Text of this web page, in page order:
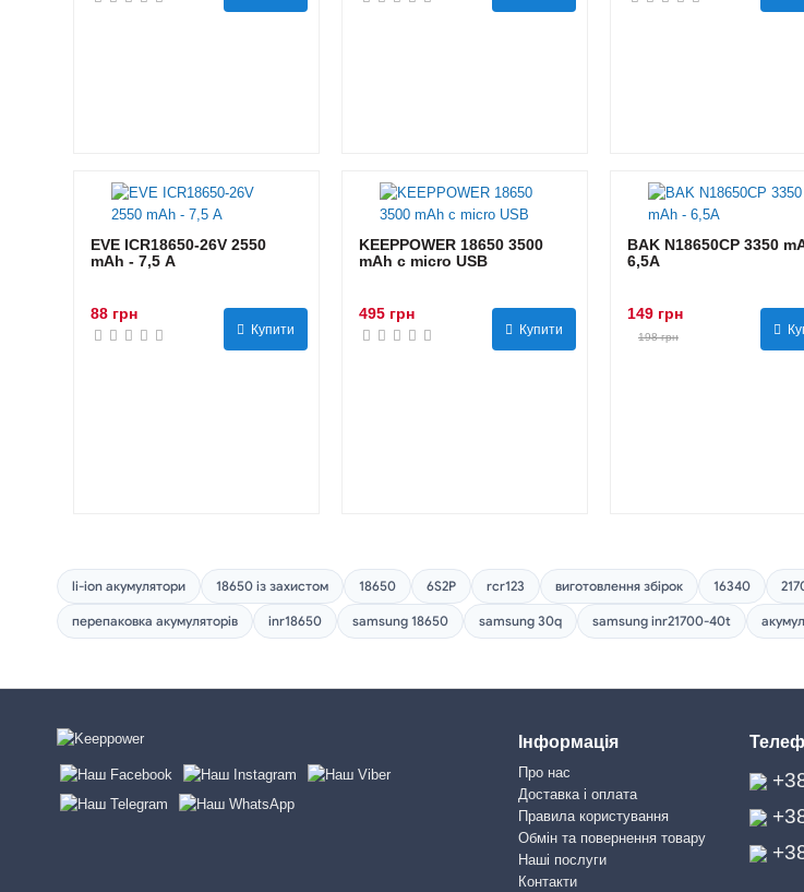
EVE ICR18650-26V 2550
mAh - 7,5 А
88 грн
Купити
KEEPPOWER 18650 3500
mAh с micro USB
495 грн
Купити
BAK N18650CP 3350
6,5А
149 грн
198 грн
li-ion акумулятори 18650 із захистом 18650 6S2P rcr123 виготовлення збірок 16340
перепаковка акумуляторів inr18650 samsung 18650 samsung 30q samsung inr21700-40t
Інформація
Про нас
Доставка і оплата
Правила користування
Обмін та повернення товару
Наші послуги
Контакти